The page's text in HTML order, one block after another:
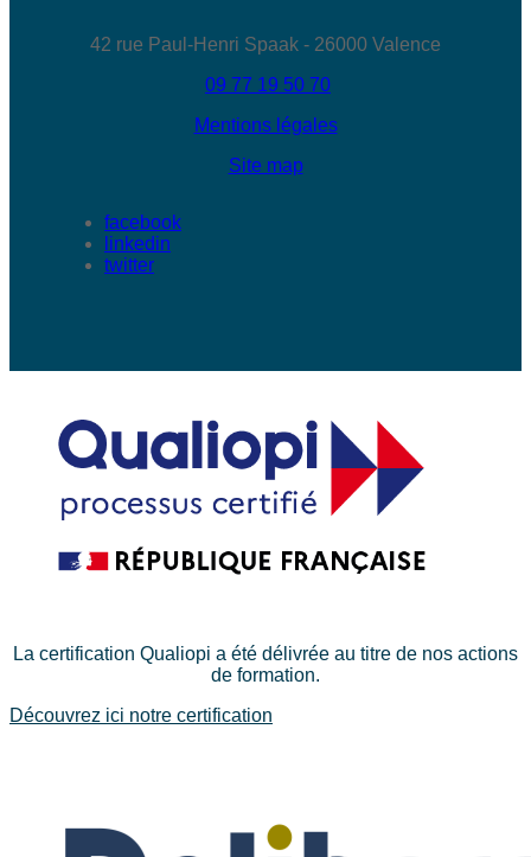
42 rue Paul-Henri Spaak - 26000 Valence
09 77 19 50 70
Mentions légales
Site map
facebook
linkedin
twitter
La certification Qualiopi a été délivrée au titre de nos actions
de formation.
Découvrez ici notre certification